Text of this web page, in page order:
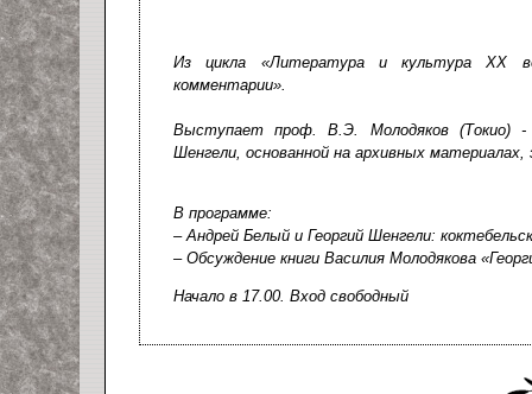
Из цикла «Литература и культура ХХ
комментарии».
Выступает проф. В.Э. Молодяков (Токио) -
Шенгели, основанной на архивных
В программе:
– Андрей Белый и Георгий Шенгели:
– Обсуждение книги Василия Молодякова
Начало в 17.00. Вход свободный